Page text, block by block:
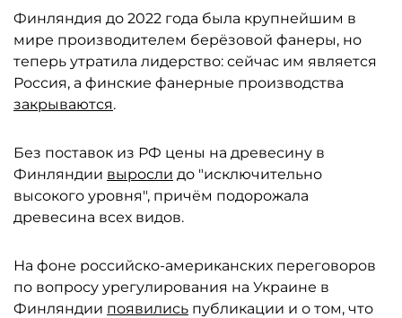
Финляндия до 2022 года была крупнейшим в
мире производителем берёзовой фанеры, но
теперь утратила лидерство: сейчас им является
Россия, а финские фанерные производства
закрываются.
Без поставок из РФ цены на древесину в
Финляндии выросли до "исключительно
высокого уровня", причём подорожала
древесина всех видов.
На фоне российско-американских переговоров
по вопросу урегулирования на Украине в
Финляндии появились публикации и о том, что